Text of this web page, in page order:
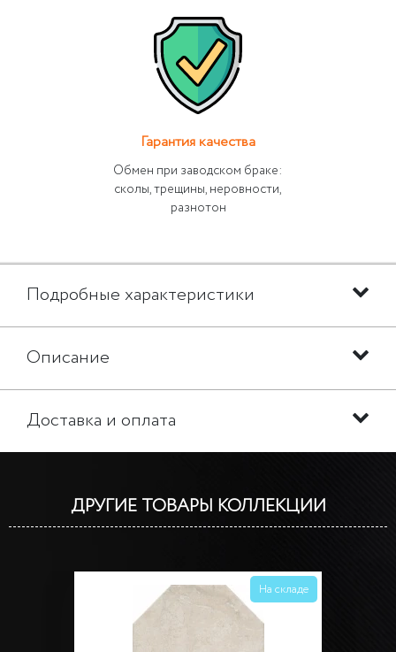
Гарантия качества
Обмен при заводском браке:
сколы, трещины, неровности,
разнотон
Подробные характеристики
Описание
Доставка и оплата
ДРУГИЕ ТОВАРЫ КОЛЛЕКЦИИ
На складе